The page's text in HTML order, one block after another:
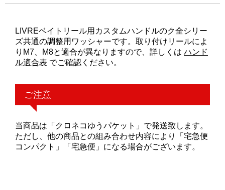
LIVREベイトリール用カスタムハンドルのク全シリー
ズ共通の調整用ワッシャーです。取り付けリールによ
りM7、M8と適合が異なりますので、詳しくは ハンド
ル適合表 でご確認ください。
ご注意
当商品は「クロネコゆうパケット」で発送致します。
ただし、他の商品との組み合わせ内容により「宅急便
コンパクト」「宅急便」になる場合がございます。